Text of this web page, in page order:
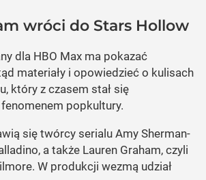
wróci do Stars Hollow
dla HBO Max ma pokazać
materiały i opowiedzieć o kulisach
który z czasem stał się
popkultury.
się twórcy serialu Amy Sherman-
a także Lauren Graham, czyli
W produkcji wezmą udział